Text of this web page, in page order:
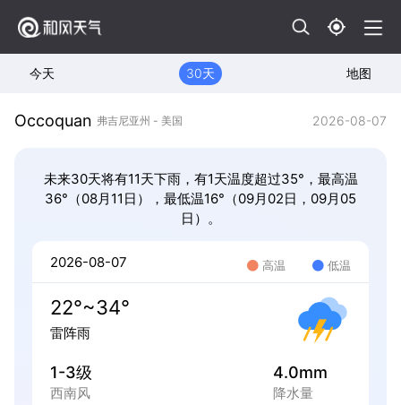
今天 30天 地图
Occoquan 弗吉尼亚州 - 美国 2026-08-07
未来30天将有11天下雨，有1天温度超过35°，最高温
36°（08月11日），最低温16°（09月02日，09月05
日）。
2026-08-07 高温 低温
22°~34°
雷阵雨
1-3级
西南风
4.0mm
降水量